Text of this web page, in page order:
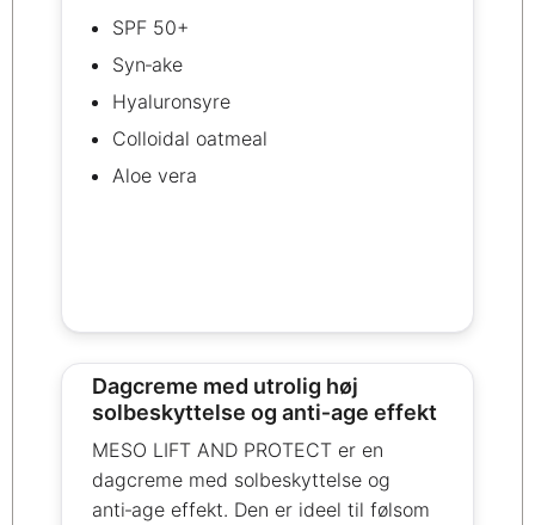
SPF 50+
Syn‑ake
Hyaluronsyre
Colloidal oatmeal
Aloe vera
Dagcreme med utrolig høj
solbeskyttelse og anti‑age effekt
MESO LIFT AND PROTECT er en
dagcreme med solbeskyttelse og
anti‑age effekt. Den er ideel til følsom